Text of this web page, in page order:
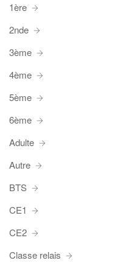
1ère
2nde
3ème
4ème
5ème
6ème
Adulte
Autre
BTS
CE1
CE2
Classe relais